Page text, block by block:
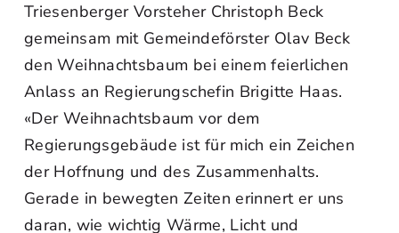
Triesenberger Vorsteher Christoph Beck
gemeinsam mit Gemeindeförster Olav Beck
den Weihnachtsbaum bei einem feierlichen
Anlass an Regierungschefin Brigitte Haas.
«Der Weihnachtsbaum vor dem
Regierungsgebäude ist für mich ein Zeichen
der Hoffnung und des Zusammenhalts.
Gerade in bewegten Zeiten erinnert er uns
daran, wie wichtig Wärme, Licht und